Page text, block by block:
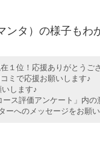
ンタ）の様子もわ
１位！応援ありがとうご
ミで応援お願いします♪
します♪
ス評価アンケート」内の
ーへのメッセージをお願